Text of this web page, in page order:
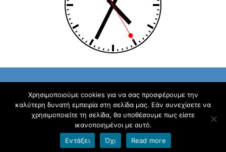
Copyright © 202610ο Νηπιαγωγείο Βέροιας. Με την
δύναμη των blogs.sch.gr και Stargazer
Όροι χρήσης blogs.sch.gr|Δήλωση προσβασιμότητας
Χρησιμοποιούμε cookies για να σας προσφέρουμε την
καλύτερη δυνατή εμπειρία στη σελίδα μας. Εάν συνεχίσετε να
χρησιμοποιείτε τη σελίδα, θα υποθέσουμε πως είστε
ικανοποιημένοι με αυτό.
Εντάξει
Όχι Read more